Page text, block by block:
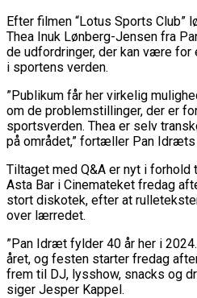
Efter filmen “Lotus Sports Club”
Thea Inuk Lønberg-Jensen fra
de udfordringer, der kan være for
i sportens verden.
”Publikum får her virkelig
om de problemstillinger, der er
sportsverden. Thea er selv
på området,” fortæller Pan
Tiltaget med Q&A er nyt i forhold
Asta Bar i Cinemateket fredag
stort diskotek, efter at
over lærredet.
”Pan Idræt fylder 40 år her i
året, og festen starter fredag
frem til DJ, lysshow, snacks og
siger Jesper Kappel.